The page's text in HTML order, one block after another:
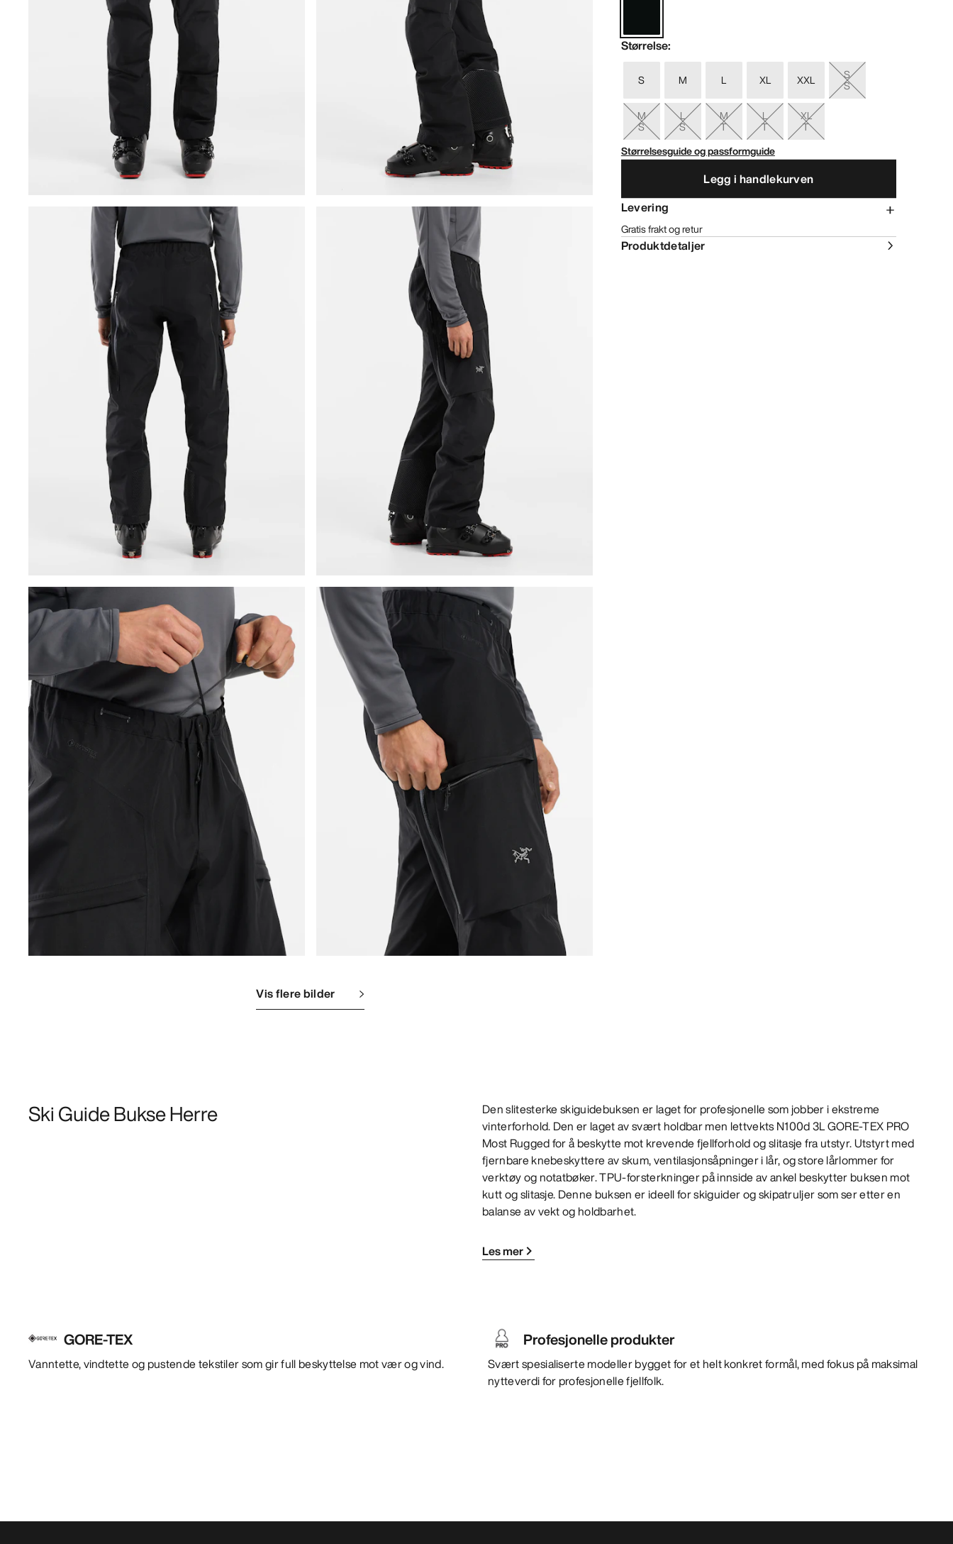
Vis flere bilder
Størrelse:
S M L XL XXL S
S
M
S
L
S
M
T
L
T
XL
T
Størrelsesguide og passformguide
Legg i handlekurven
Levering
Gratis frakt og retur
Produktdetaljer
Ski Guide Bukse Herre
Den slitesterke skiguidebuksen er laget for profesjonelle som jobber i ekstreme
vinterforhold. Den er laget av svært holdbar men lettvekts N100d 3L GORE-TEX PRO
Most Rugged for å beskytte mot krevende fjellforhold og slitasje fra utstyr. Utstyrt med
fjernbare knebeskyttere av skum, ventilasjonsåpninger i lår, og store lårlommer for
verktøy og notatbøker. TPU-forsterkninger på innside av ankel beskytter buksen mot
kutt og slitasje. Denne buksen er ideell for skiguider og skipatruljer som ser etter en
balanse av vekt og holdbarhet.
Les mer
GORE-TEX
Vanntette, vindtette og pustende tekstiler som gir full beskyttelse mot vær og vind.
Profesjonelle produkter
Svært spesialiserte modeller bygget for et helt konkret formål, med fokus på maksimal
nytteverdi for profesjonelle fjellfolk.